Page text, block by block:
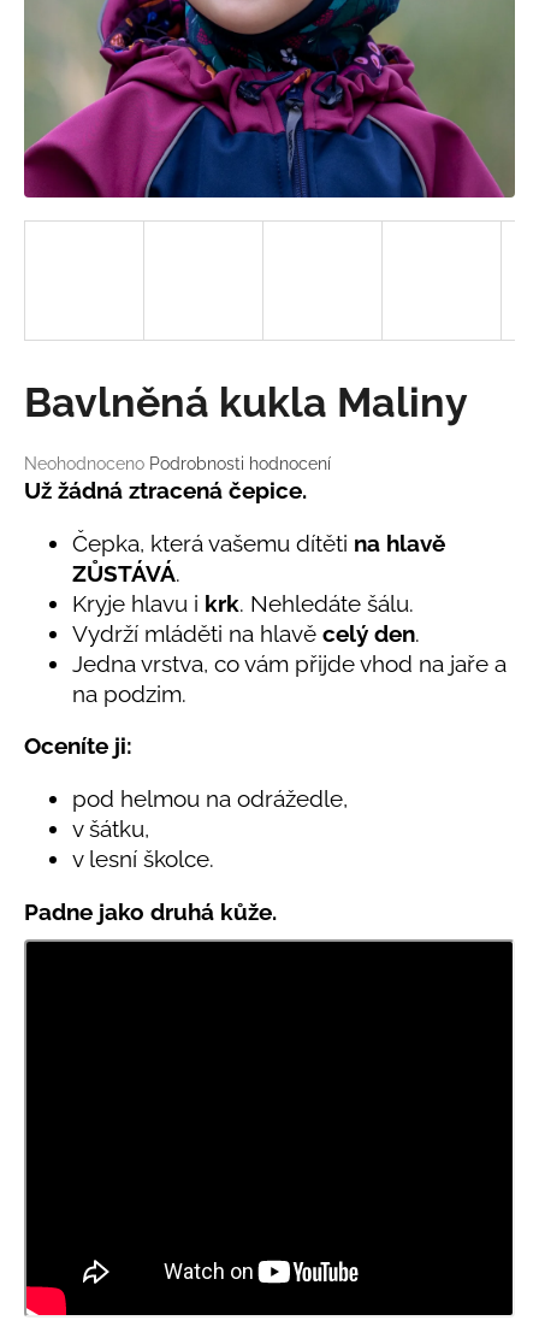
Průměrné
hodnocení
hvězdiček.
Neohodnoceno Podrobnosti hodnocení
Bavlněná kukla Maliny
Už žádná ztracená čepice.
Čepka, která vašemu dítěti na hlavě
ZŮSTÁVÁ.
Kryje hlavu i krk. Nehledáte šálu.
Vydrží mláděti na hlavě celý den.
Jedna vrstva, co vám přijde vhod na jaře a
na podzim.
Oceníte ji:
pod helmou na odrážedle,
v šátku,
v lesní školce.
Padne jako druhá kůže.
?
D
o
o
r
LETNÍ
KALHOTY
TYRKYSOVÉ
KORÁLKY
695